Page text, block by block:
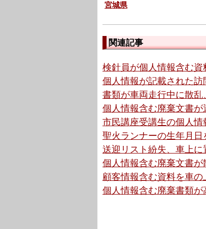
宮城県
関連記事
検針員が個人情報含む
個人情報が記載された
書類が車両走行中に散
個人情報含む廃棄文書
市民講座受講生の個人
聖火ランナーの生年月
送迎リスト紛失、車上
個人情報含む廃棄文書
顧客情報含む資料を車
個人情報含む廃棄書類